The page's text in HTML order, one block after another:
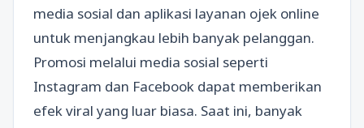
media sosial dan aplikasi layanan ojek online
untuk menjangkau lebih banyak pelanggan.
Promosi melalui media sosial seperti
Instagram dan Facebook dapat memberikan
efek viral yang luar biasa. Saat ini, banyak